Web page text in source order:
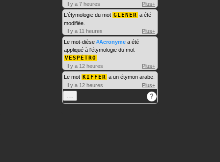
Il y a 7 heures
Plus+
L'étymologie du mot GLÉNER a été
modifiée.
Il y a 11 heures
Plus+
Le mot-dièse #Acronyme a été
appliqué à l'étymologie du mot
VESPÉTRO
Il y a 12 heures
Plus+
Le mot KIFFER a un étymon arabe.
Il y a 12 heures
Plus+
?